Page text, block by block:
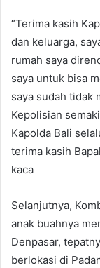
“Terima kasih
dan keluarga,
rumah saya
saya untuk bisa
saya sudah tidak
Kepolisian
Kapolda Bali
terima kasih
kaca
Selanjutnya,
anak buahnya
Denpasar,
berlokasi di